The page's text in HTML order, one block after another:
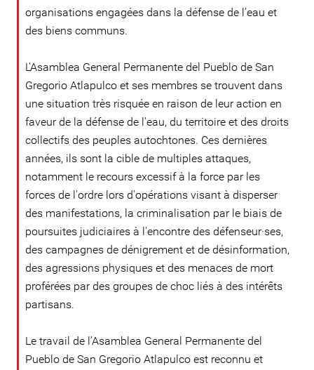
organisations engagées dans la défense de l’eau et
des biens communs.
L'Asamblea General Permanente del Pueblo de San
Gregorio Atlapulco et ses membres se trouvent dans
une situation très risquée en raison de leur action en
faveur de la défense de l'eau, du territoire et des droits
collectifs des peuples autochtones. Ces dernières
années, ils sont la cible de multiples attaques,
notamment le recours excessif à la force par les
forces de l'ordre lors d'opérations visant à disperser
des manifestations, la criminalisation par le biais de
poursuites judiciaires à l'encontre des défenseur·ses,
des campagnes de dénigrement et de désinformation,
des agressions physiques et des menaces de mort
proférées par des groupes de choc liés à des intérêts
partisans.
Le travail de l’Asamblea General Permanente del
Pueblo de San Gregorio Atlapulco est reconnu et